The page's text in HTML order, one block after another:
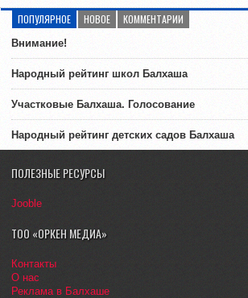
ПОПУЛЯРНОЕ НОВОЕ КОММЕНТАРИИ
Внимание!
Народный рейтинг школ Балхаша
Участковые Балхаша. Голосование
Народный рейтинг детских садов Балхаша
ПОЛЕЗНЫЕ РЕСУРСЫ
Jooble
ТОО «ОРКЕН МЕДИА»
Контакты
О нас
Реклама в Балхаше